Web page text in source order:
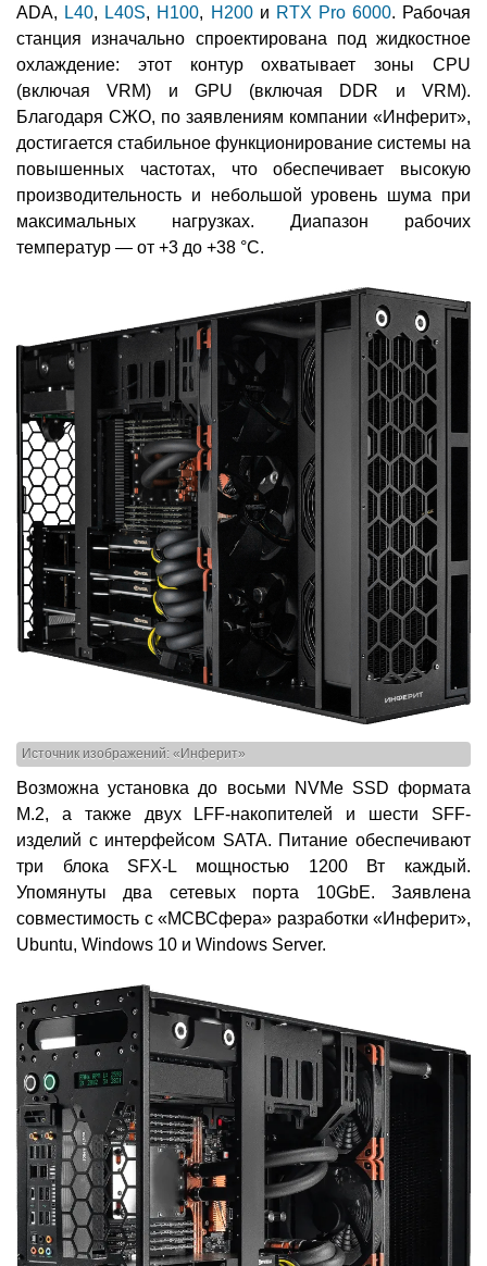
ADA, L40, L40S, H100, H200и RTX Pro 6000. Рабочая
станция изначально спроектирована под жидкостное
охлаждение: этот контур охватывает зоны CPU
(включая VRM) и GPU (включая DDR и VRM).
Благодаря СЖО, по заявлениям компании «Инферит»,
достигается стабильное функционирование системы на
повышенных частотах, что обеспечивает высокую
производительность и небольшой уровень шума при
максимальных нагрузках. Диапазон рабочих
температур — от +3 до +38 °C.
Источник изображений: «Инферит»
Возможна установка до восьми NVMe SSD формата
M.2, а также двух LFF-накопителей и шести SFF-
изделий с интерфейсом SATA. Питание обеспечивают
три блока SFX-L мощностью 1200 Вт каждый.
Упомянуты два сетевых порта 10GbE. Заявлена
совместимость с «МСВСфера» разработки «Инферит»,
Ubuntu, Windows 10 и Windows Server.